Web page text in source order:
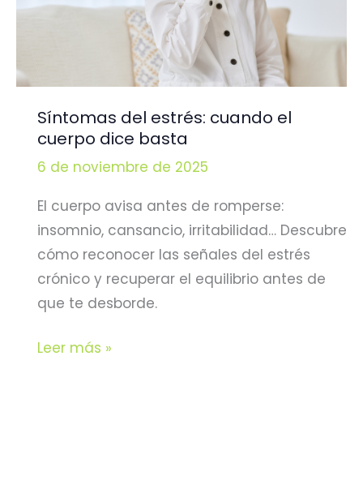
Síntomas del estrés: cuando el
cuerpo dice basta
6 de noviembre de 2025
El cuerpo avisa antes de romperse:
insomnio, cansancio, irritabilidad… Descubre
cómo reconocer las señales del estrés
crónico y recuperar el equilibrio antes de
que te desborde.
Síntomas
Leer más »